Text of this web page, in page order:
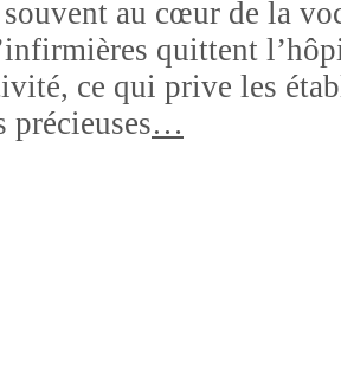
au cœur de la
quittent
ce qui prive les
précieuses…